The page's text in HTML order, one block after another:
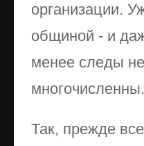
организации.
общиной - и
менее следы
многочисленны.
Так, прежде